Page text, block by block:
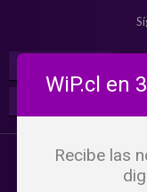
WiP.cl en
Recibe las